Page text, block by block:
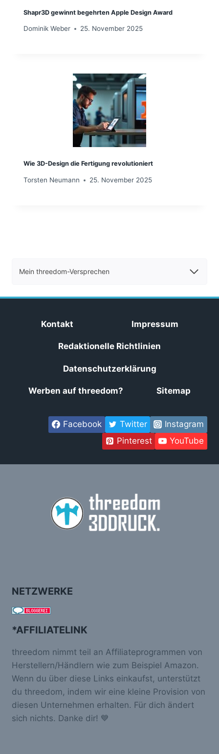
Shapr3D gewinnt begehrten Apple Design Award
Dominik Weber 25. November 2025
Wie 3D-Design die Fertigung revolutioniert
Torsten Neumann 25. November 2025
Mein threedom-Versprechen
Kontakt Impressum
Redaktionelle Richtlinien
Datenschutzerklärung
Werben auf threedom? Sitemap
Facebook Twitter
Instagram
Pinterest
YouTube
NETZWERKE
*AFFILIATELINK
threedom nimmt teil an Affiliateprogrammen von
Herstellern/Händlern wie zum Beispiel Amazon.
Wenn du über diese Links einkaufst, unterstützt
du threedom, indem wir eine kleine Provision von
diesen Unternehmen erhalten. Für dich ändert
sich nichts. Danke dir! 💙